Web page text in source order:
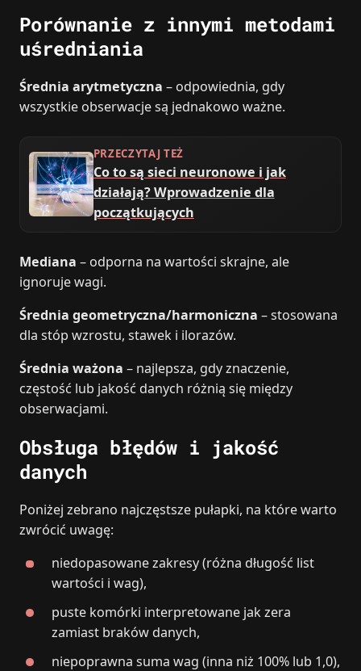
Porównanie z innymi metodami
uśredniania
Średnia arytmetyczna – odpowiednia, gdy
wszystkie obserwacje są jednakowo ważne.
PRZECZYTAJ TEŻ
Co to są sieci neuronowe i jak
działają? Wprowadzenie dla
początkujących
Mediana – odporna na wartości skrajne, ale
ignoruje wagi.
Średnia geometryczna/harmoniczna – stosowana
dla stóp wzrostu, stawek i ilorazów.
Średnia ważona – najlepsza, gdy znaczenie,
częstość lub jakość danych różnią się między
obserwacjami.
Obsługa błędów i jakość
danych
Poniżej zebrano najczęstsze pułapki, na które warto
zwrócić uwagę:
niedopasowane zakresy (różna długość list
wartości i wag),
puste komórki interpretowane jak zera
zamiast braków danych,
niepoprawna suma wag (inna niż 100% lub 1,0),